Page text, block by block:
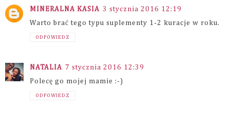
MINERALNA KASIA 3 stycznia 2016 12:19
Warto brać tego typu suplementy 1-2 kuracje w roku.
ODPOWIEDZ
NATALIA 7 stycznia 2016 12:39
Polecę go mojej mamie :-)
ODPOWIEDZ